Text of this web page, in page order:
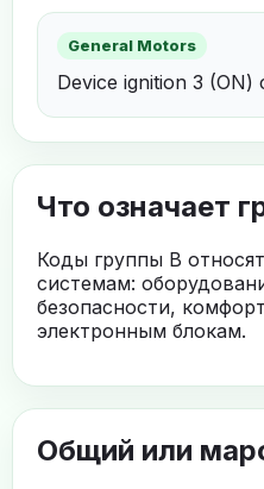
General Motors
Device ignition 3 (ON)
Что означает
Коды группы B
системам:
безопасности,
электронным блокам.
Общий или